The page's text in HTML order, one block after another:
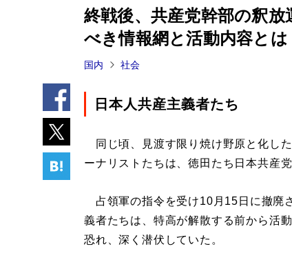
終戦後、共産党幹部の釈
べき情報網と活動内容とは
国内 社会
日本人共産主義者たち
同じ頃、見渡す限り焼け野原と化し
ーナリストたちは、徳田たち日本共産
占領軍の指令を受け10月15日に撤廃
義者たちは、特高が解散する前から活
恐れ、深く潜伏していた。